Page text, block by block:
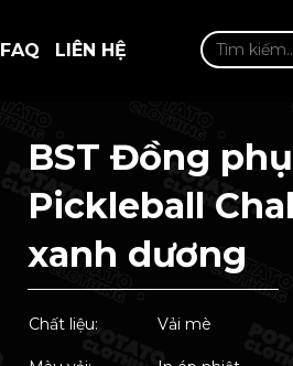
FAQ LIÊN HỆ
BST Đồng
Pickleball
xanh dương
Chất liệu: Vải mè